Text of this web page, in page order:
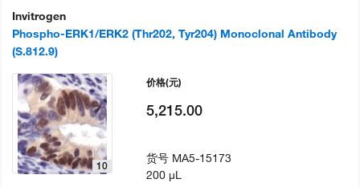
Invitrogen
Phospho-ERK1/ERK2 (Thr202, Tyr204) Monoclonal Antibody
(S.812.9)
10
价格(元)
5,215.00
货号 MA5-15173
200 µL